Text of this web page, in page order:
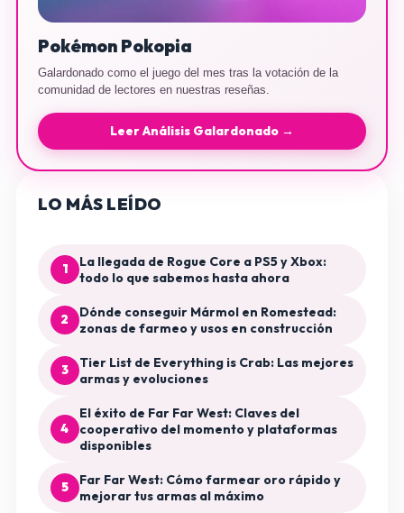
Pokémon Pokopia
Galardonado como el juego del mes tras la votación de la
comunidad de lectores en nuestras reseñas.
Leer Análisis Galardonado →
LO MÁS LEÍDO
1
La llegada de Rogue Core a PS5 y Xbox:
todo lo que sabemos hasta ahora
2
Dónde conseguir Mármol en Romestead:
zonas de farmeo y usos en construcción
3
Tier List de Everything is Crab: Las mejores
armas y evoluciones
4
El éxito de Far Far West: Claves del
cooperativo del momento y plataformas
disponibles
5
Far Far West: Cómo farmear oro rápido y
mejorar tus armas al máximo